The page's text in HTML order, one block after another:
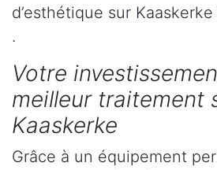
d’esthétique sur
.
Votre
meilleur traitement
Kaaskerke
Grâce à un équipement